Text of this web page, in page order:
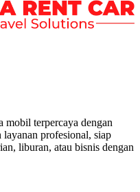
mobil terpercaya dengan
profesional, siap
liburan, atau bisnis dengan